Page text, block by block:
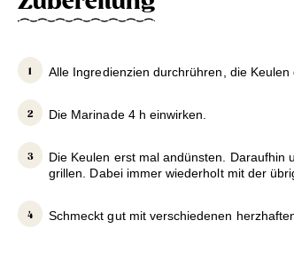
Alle Ingredienzien durchrühren, die
Die Marinade 4 h einwirken.
Die Keulen erst mal andünsten. Daraufhin
grillen. Dabei immer wiederholt mit der
Schmeckt gut mit verschiedenen